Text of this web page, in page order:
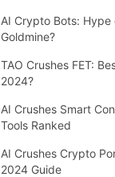
AI Crypto Bots: Hype
Goldmine?
TAO Crushes FET:
2024?
AI Crushes Smart
Tools Ranked
AI Crushes Crypto
2024 Guide